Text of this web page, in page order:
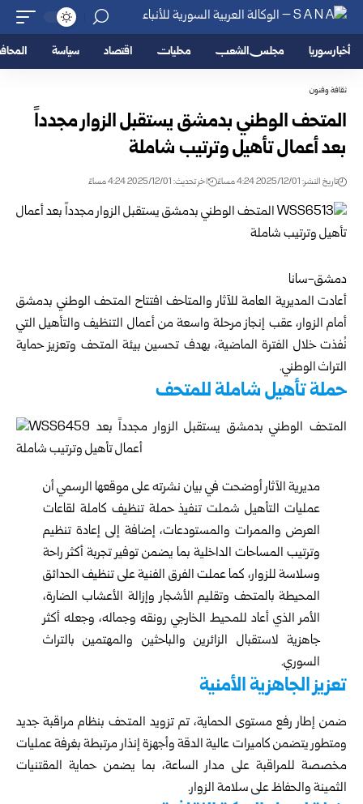
أخبار سوريا مجلس الشعب محليات اقتصاد سياسة
ثقافة وفنون
المتحف الوطني بدمشق يستقبل الزوار مجدداً
بعد أعمال تأهيل وترتيب شاملة
تاريخ النشر: 2025/12/01 4:24 مساءً اخر تحديث: 2025/12/01 4:24 مساءً
دمشق-سانا
أعادت المديرية العامة للآثار والمتاحف افتتاح المتحف الوطني بدمشق
أمام الزوار، عقب إنجاز مرحلة واسعة من أعمال التنظيف والتأهيل التي
نُفذت خلال الفترة الماضية، بهدف تحسين بيئة المتحف وتعزيز حماية
التراث الوطني.
حملة تأهيل شاملة للمتحف
مديرية الآثار أوضحت في بيان نشرته على موقعها الرسمي أن
عمليات التأهيل شملت تنفيذ حملة تنظيف كاملة لقاعات
العرض والممرات والمستودعات، إضافة إلى إعادة تنظيم
وترتيب المساحات الداخلية بما يضمن توفير تجربة أكثر راحة
وسلاسة للزوار، كما عملت الفرق الفنية على تنظيف الحدائق
المحيطة بالمتحف وتقليم الأشجار وإزالة الأعشاب الضارة،
الأمر الذي أعاد للمحيط الخارجي رونقه وجماله، وجعله أكثر
جاهزية لاستقبال الزائرين والباحثين والمهتمين بالتراث
السوري.
تعزيز الجاهزية الأمنية
ضمن إطار رفع مستوى الحماية، تم تزويد المتحف بنظام مراقبة جديد
ومتطور يتضمن كاميرات عالية الدقة وأجهزة إنذار مرتبطة بغرفة عمليات
مخصصة للمراقبة على مدار الساعة، بما يضمن حماية المقتنيات
الثمينة والحفاظ على سلامة الزوار.